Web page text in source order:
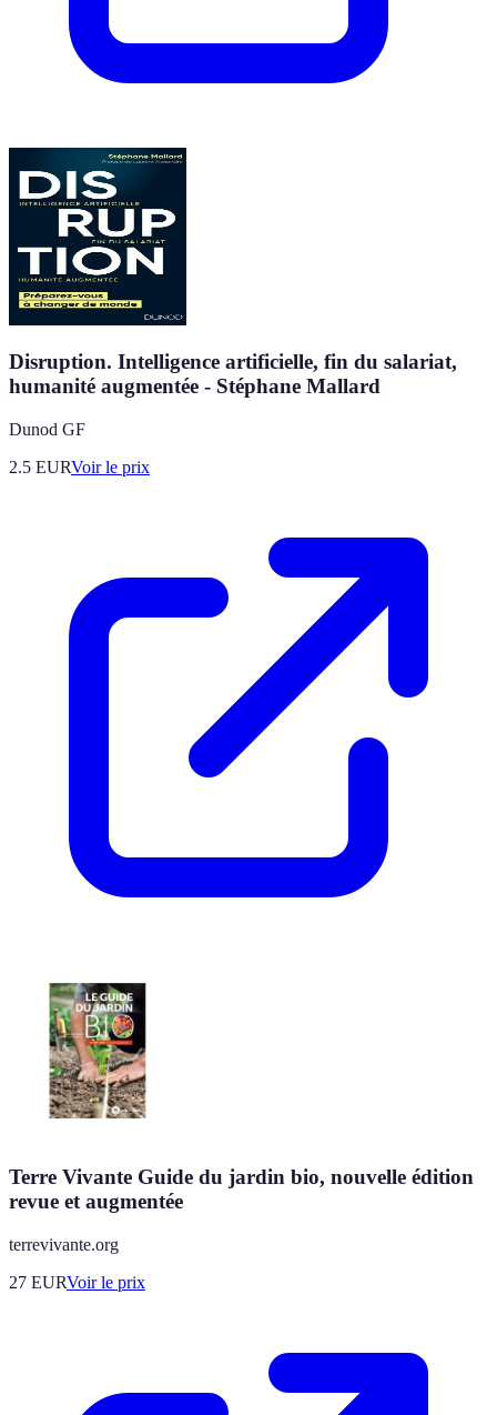
Disruption. Intelligence artificielle, fin du salariat,
humanité augmentée - Stéphane Mallard
Dunod GF
2.5 EURVoir le prix
Terre Vivante Guide du jardin bio, nouvelle édition
revue et augmentée
terrevivante.org
27 EURVoir le prix